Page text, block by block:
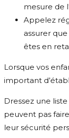
mesure de
Appelez
assurer
êtes en
Lorsque vos
important
Dressez une
peuvent pas
leur sécurité